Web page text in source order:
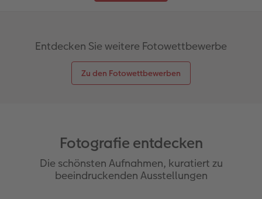
Entdecken Sie weitere Fotowettbewerbe
Zu den Fotowettbewerben
Fotografie entdecken
Die schönsten Aufnahmen, kuratiert zu
beeindruckenden Ausstellungen